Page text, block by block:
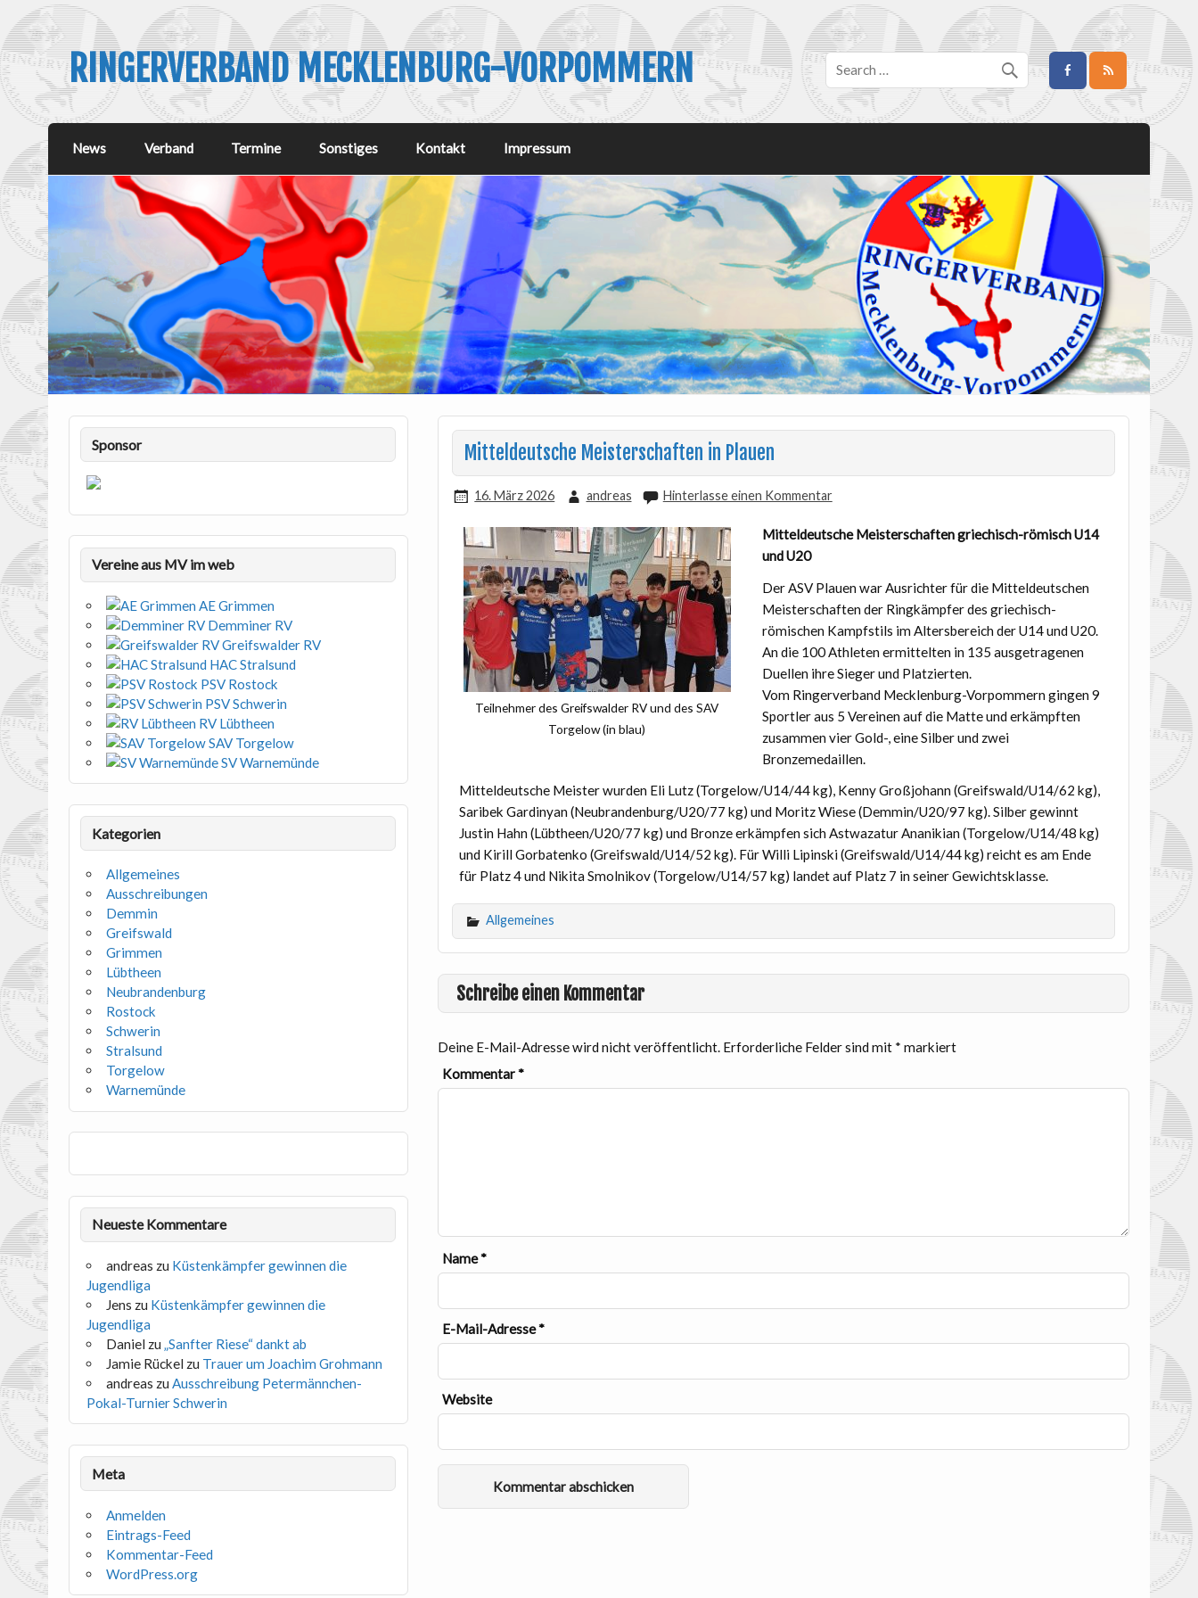
RINGERVERBAND MECKLENBURG-VORPOMMERN
News Verband Termine Sonstiges Kontakt Impressum
Mitteldeutsche Meisterschaften in Plauen
16. März 2026 andreas Hinterlasse einen Kommentar
Teilnehmer des Greifswalder RV und des SAV
Torgelow (in blau)
Mitteldeutsche Meisterschaften griechisch-römisch U14
und U20
Der ASV Plauen war Ausrichter für die Mitteldeutschen
Meisterschaften der Ringkämpfer des griechisch-
römischen Kampfstils im Altersbereich der U14 und U20.
An die 100 Athleten ermittelten in 135 ausgetragenen
Duellen ihre Sieger und Platzierten.
Vom Ringerverband Mecklenburg-Vorpommern gingen 9
Sportler aus 5 Vereinen auf die Matte und erkämpften
zusammen vier Gold-, eine Silber und zwei
Bronzemedaillen.
Mitteldeutsche Meister wurden Eli Lutz (Torgelow/U14/44 kg), Kenny Großjohann (Greifswald/U14/62 kg),
Saribek Gardinyan (Neubrandenburg/U20/77 kg) und Moritz Wiese (Demmin/U20/97 kg). Silber gewinnt
Justin Hahn (Lübtheen/U20/77 kg) und Bronze erkämpfen sich Astwazatur Ananikian (Torgelow/U14/48 kg)
und Kirill Gorbatenko (Greifswald/U14/52 kg). Für Willi Lipinski (Greifswald/U14/44 kg) reicht es am Ende
für Platz 4 und Nikita Smolnikov (Torgelow/U14/57 kg) landet auf Platz 7 in seiner Gewichtsklasse.
Allgemeines
Schreibe einen Kommentar
Deine E-Mail-Adresse wird nicht veröffentlicht. Erforderliche Felder sind mit * markiert
Kommentar*
Name*
E-Mail-Adresse*
Website
Sponsor
Vereine aus MV im web
AE Grimmen
Demminer RV
Greifswalder RV
HAC Stralsund
PSV Rostock
PSV Schwerin
RV Lübtheen
SAV Torgelow
SV Warnemünde
Kategorien
Allgemeines
Ausschreibungen
Demmin
Greifswald
Grimmen
Lübtheen
Neubrandenburg
Rostock
Schwerin
Stralsund
Torgelow
Warnemünde
Neueste Kommentare
andreas zu Küstenkämpfer gewinnen die
Jugendliga
Jens zu Küstenkämpfer gewinnen die
Jugendliga
Danielzu „Sanfter Riese“ dankt ab
Jamie Rückelzu Trauer um Joachim Grohmann
andreas zu Ausschreibung Petermännchen-
Pokal-Turnier Schwerin
Meta
Anmelden
Eintrags-Feed
Kommentar-Feed
WordPress.org